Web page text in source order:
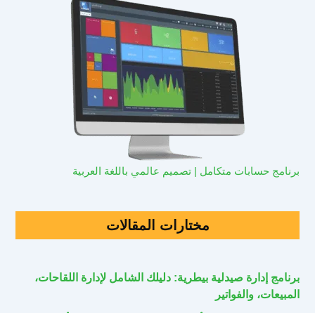
برنامج حسابات متكامل | تصميم عالمي باللغة العربية
مختارات المقالات
برنامج إدارة صيدلية بيطرية: دليلك الشامل لإدارة اللقاحات،
المبيعات، والفواتير